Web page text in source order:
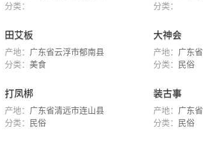
分类：
分类：
田艾板
产地： 广东省云浮市郁南县
分类： 美食
大神会
产地： 广东
分类： 民俗
打凤梆
产地： 广东省清远市连山县
分类： 民俗
装古事
产地： 广东
分类： 民俗